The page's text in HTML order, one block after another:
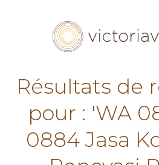
Résultats de
pour : 'WA
0884 Jasa